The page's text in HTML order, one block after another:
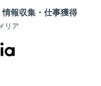
報収集・仕事獲得
リア